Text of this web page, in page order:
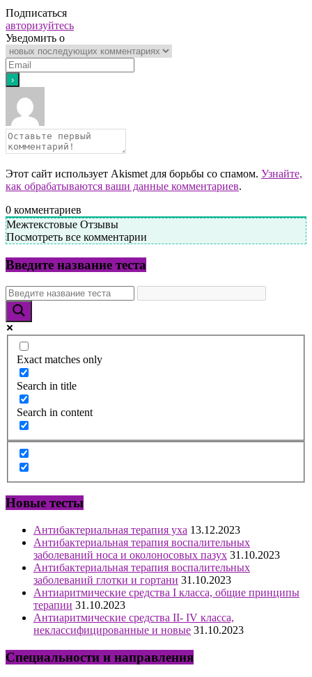
Подписаться
авторизуйтесь
Уведомить о
Этот сайт использует Akismet для борьбы со спамом. Узнайте,
как обрабатываются ваши данные комментариев.
0 комментариев
Межтекстовые Отзывы
Посмотреть все комментарии
Введите название теста
Exact matches only
Search in title
Search in content
Новые тесты
Антибактериальная терапия уха 13.12.2023
Антибактериальная терапия воспалительных
заболеваний носа и околоносовых пазух 31.10.2023
Антибактериальная терапия воспалительных
заболеваний глотки и гортани 31.10.2023
Антиаритмические средства I класса, общие принципы
терапии 31.10.2023
Антиаритмические средства II- IV класса,
неклассифицированные и новые 31.10.2023
Специальности и направления